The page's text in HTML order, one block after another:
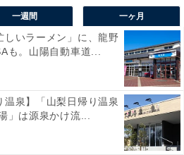
納めることで、気持ちもポジテ
縁をつかむチャンスを引き寄せ
。
額】
うに）
すように）
一週間 一ヶ月
しいラーメン」に、龍野
も。山陽自動車道...
温泉】「山梨日帰り温泉
」は源泉かけ流...